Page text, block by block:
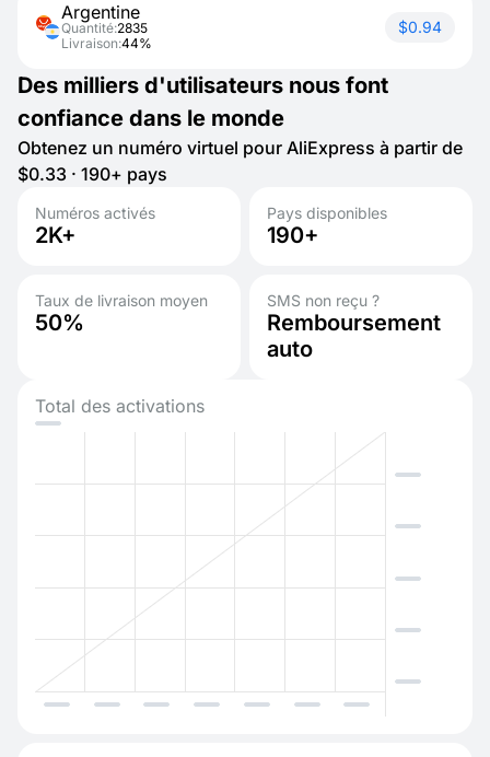
Argentine
Quantité:2835
Livraison:44%
$0.94
Des milliers d'utilisateurs nous font
confiance dans le monde
Obtenez un numéro virtuel pour AliExpress à partir de
$0.33 · 190+ pays
Numéros activés
2K+
Pays disponibles
190+
Taux de livraison moyen
50%
SMS non reçu ?
Remboursement
auto
Total des activations